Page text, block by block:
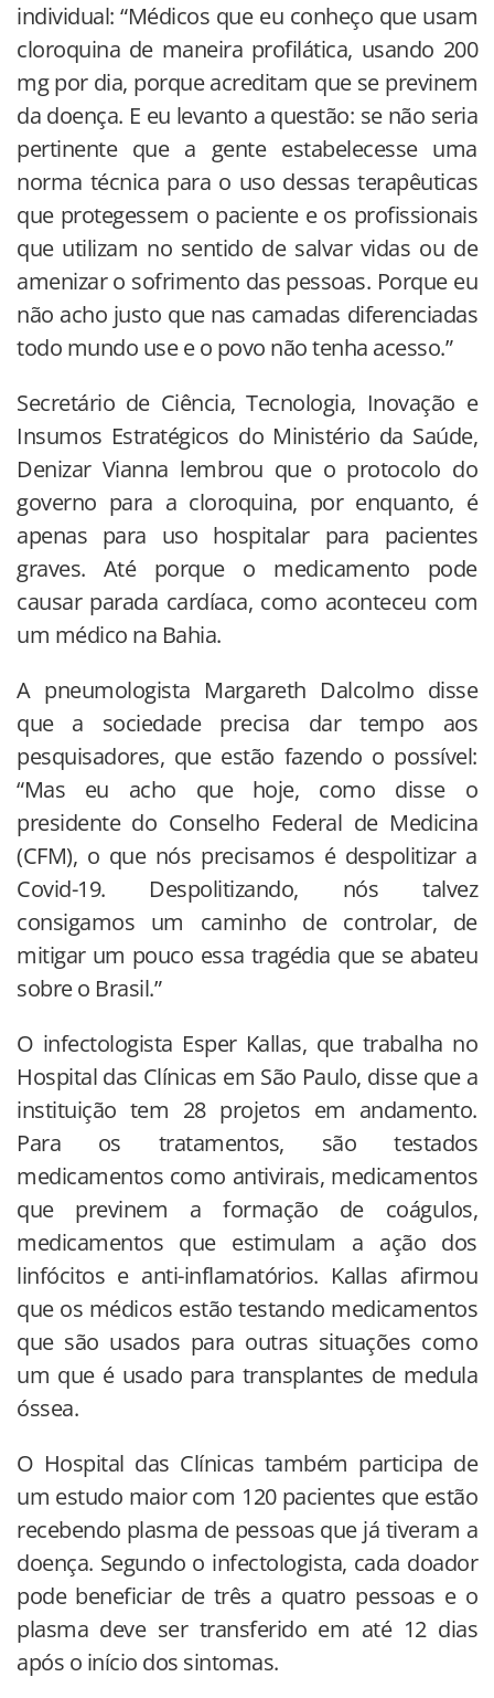
individual: “Médicos que eu conheço que usam
cloroquina de maneira profilática, usando 200
mg por dia, porque acreditam que se previnem
da doença. E eu levanto a questão: se não seria
pertinente que a gente estabelecesse uma
norma técnica para o uso dessas terapêuticas
que protegessem o paciente e os profissionais
que utilizam no sentido de salvar vidas ou de
amenizar o sofrimento das pessoas. Porque eu
não acho justo que nas camadas diferenciadas
todo mundo use e o povo não tenha acesso.”
Secretário de Ciência, Tecnologia, Inovação e
Insumos Estratégicos do Ministério da Saúde,
Denizar Vianna lembrou que o protocolo do
governo para a cloroquina, por enquanto, é
apenas para uso hospitalar para pacientes
graves. Até porque o medicamento pode
causar parada cardíaca, como aconteceu com
um médico na Bahia.
A pneumologista Margareth Dalcolmo disse
que a sociedade precisa dar tempo aos
pesquisadores, que estão fazendo o possível:
“Mas eu acho que hoje, como disse o
presidente do Conselho Federal de Medicina
(CFM), o que nós precisamos é despolitizar a
Covid-19. Despolitizando, nós talvez
consigamos um caminho de controlar, de
mitigar um pouco essa tragédia que se abateu
sobre o Brasil.”
O infectologista Esper Kallas, que trabalha no
Hospital das Clínicas em São Paulo, disse que a
instituição tem 28 projetos em andamento.
Para os tratamentos, são testados
medicamentos como antivirais, medicamentos
que previnem a formação de coágulos,
medicamentos que estimulam a ação dos
linfócitos e anti-inflamatórios. Kallas afirmou
que os médicos estão testando medicamentos
que são usados para outras situações como
um que é usado para transplantes de medula
óssea.
O Hospital das Clínicas também participa de
um estudo maior com 120 pacientes que estão
recebendo plasma de pessoas que já tiveram a
doença. Segundo o infectologista, cada doador
pode beneficiar de três a quatro pessoas e o
plasma deve ser transferido em até 12 dias
após o início dos sintomas.